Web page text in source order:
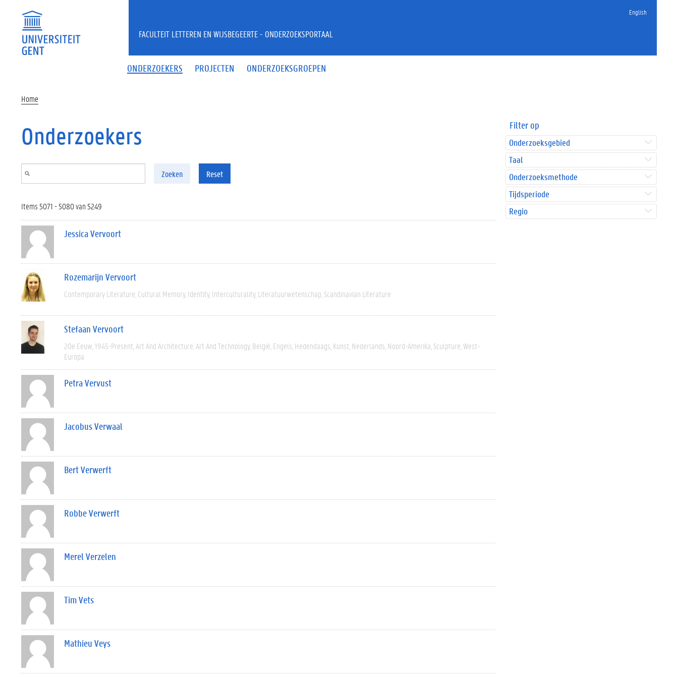
English
ONDERZOEKERS PROJECTEN ONDERZOEKSGROEPEN
FACULTEIT LETTEREN EN WIJSBEGEERTE - ONDERZOEKSPORTAAL
Home
Onderzoekers
Zoeken Reset
Items 5071 - 5080 van 5249
Jessica Vervoort
Rozemarijn Vervoort
Contemporary Literature Cultural Memory Identity Interculturality Literatuurwetenschap Scandinavian Literature
Stefaan Vervoort
20e Eeuw 1945-Present Art And Architecture Art And Technology België Engels Hedendaags Kunst Nederlands Noord-Amerika Sculpture West-
Europa
Petra Vervust
Jacobus Verwaal
Bert Verwerft
Robbe Verwerft
Merel Verzelen
Tim Vets
Mathieu Veys
Filter op
Onderzoeksgebied
Taal
Onderzoeksmethode
Tijdsperiode
Regio